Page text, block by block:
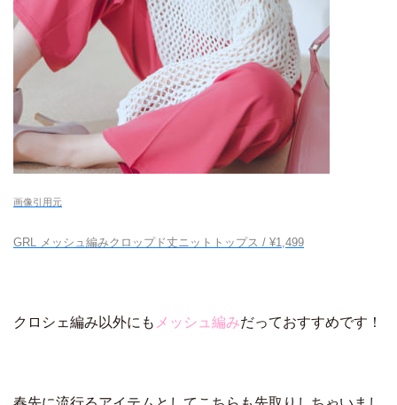
画像引用元
GRL メッシュ編みクロップド丈ニットトップス / ¥1,499
クロシェ編み以外にも メッシュ編みだっておすすめです！